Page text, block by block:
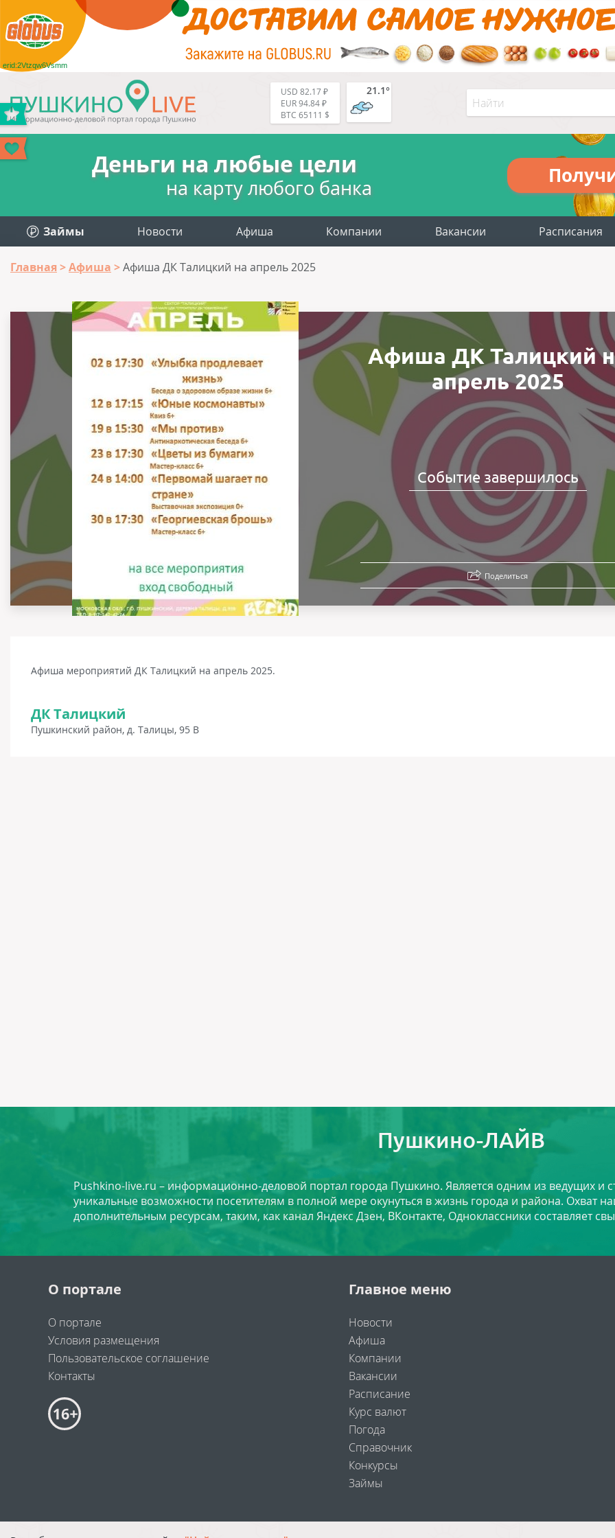
erid:2Vtzqw6Vsmm
USD 82.17 ₽
EUR 94.84 ₽
BTC 65111 $
21.1°
Деньги на любые цели
на карту любого банка
Займы Новости Афиша Компании Вакансии Расписания
Главная Афиша Афиша ДК Талицкий на апрель 2025
Афиша ДК Талицкий
апрель 2025
Событие завершилось
Поделиться
Афиша мероприятий ДК Талицкий на апрель 2025.
ДК Талицкий
Пушкинский район, д. Талицы, 95 В
Пушкино-ЛАЙВ
Pushkino-live.ru – информационно-деловой портал города Пушкино. Является одним из ведущих и
уникальные возможности посетителям в полной мере окунуться в жизнь города и района. Охват
дополнительным ресурсам, таким, как канал Яндекс Дзен, ВКонтакте, Одноклассники составляет
О портале
О портале
Условия размещения
Пользовательское соглашение
Контакты
Главное меню
Новости
Афиша
Компании
Вакансии
Расписание
Курс валют
Погода
Справочник
Конкурсы
Займы